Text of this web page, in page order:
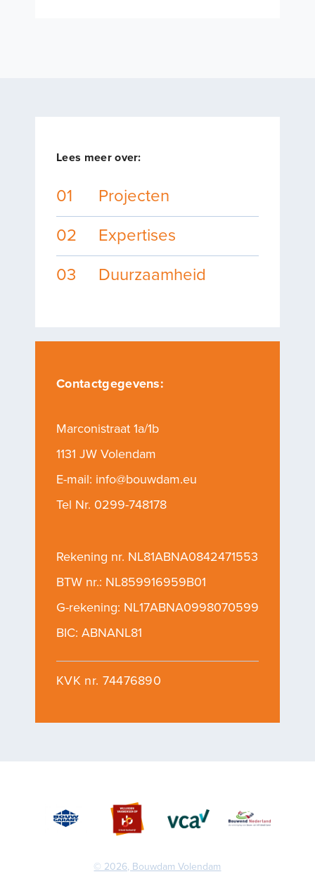
Lees meer over:
01
Projecten
02
Expertises
03
Duurzaamheid
Contactgegevens:
Marconistraat 1a/1b
1131 JW Volendam
E-mail: info@bouwdam.eu
Tel Nr. 0299-748178
Rekening nr. NL81ABNA0842471553
BTW nr.: NL859916959B01
G-rekening: NL17ABNA0998070599
BIC: ABNANL81
KVK nr. 74476890
© 2026, Bouwdam Volendam